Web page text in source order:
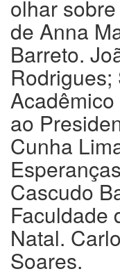
olhar
de Anna
Barreto.
ao
Cunha
Cascudo
Faculdade
Natal.
Soares.